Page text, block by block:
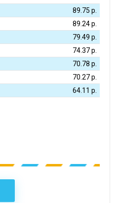
89.75 р.
89.24р.
79.49 р.
74.37р.
70.78 р.
70.27р.
64.11 р.